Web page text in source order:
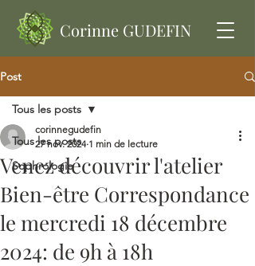
Corinne GUDEFIN
Post
Tous les posts
Sophrologie
Tous les posts
Venez découvrir l'atelier
Bien-être Correspondance
le mercredi 18 décembre
2024: de 9h à 18h
corinnegudefin
27 nov. 2024 1 min de lecture